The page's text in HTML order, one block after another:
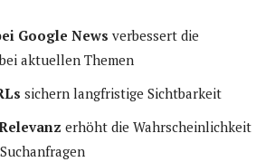
Google News verbessert die
aktuellen Themen
sichern langfristige Sichtbarkeit
erhöht die Wahrscheinlichkeit